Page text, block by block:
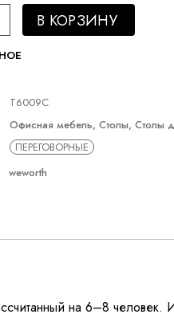
переговоров LVBAN quantity
В КОРЗИНУ
T6009C
Офисная мебель, Столы, Столы
ПЕРЕГОВОРНЫЕ
weworth
на 6–8